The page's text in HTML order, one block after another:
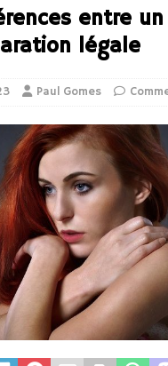
entre
légale
Paul Gomes